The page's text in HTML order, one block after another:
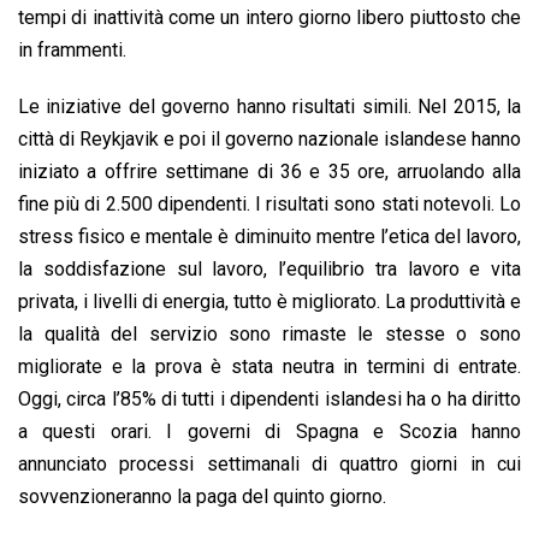
tempi di inattività come un intero giorno libero piuttosto che
in frammenti.
Le iniziative del governo hanno risultati simili. Nel 2015, la
città di Reykjavik e poi il governo nazionale islandese hanno
iniziato a offrire settimane di 36 e 35 ore, arruolando alla
fine più di 2.500 dipendenti. I risultati sono stati notevoli. Lo
stress fisico e mentale è diminuito mentre l’etica del lavoro,
la soddisfazione sul lavoro, l’equilibrio tra lavoro e vita
privata, i livelli di energia, tutto è migliorato. La produttività e
la qualità del servizio sono rimaste le stesse o sono
migliorate e la prova è stata neutra in termini di entrate.
Oggi, circa l’85% di tutti i dipendenti islandesi ha o ha diritto
a questi orari. I governi di Spagna e Scozia hanno
annunciato processi settimanali di quattro giorni in cui
sovvenzioneranno la paga del quinto giorno.